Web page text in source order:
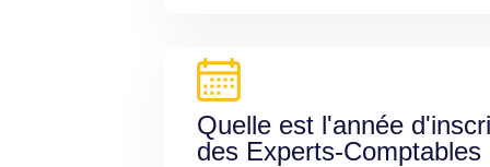
Quelle est l'année
des Experts-Comptables